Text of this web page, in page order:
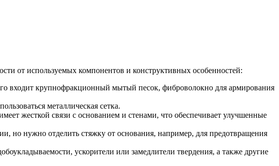
от используемых компонентов и конструктивных особенностей:
входит крупнофракционный мытый песок, фиброволокно для армирования
металлическая сетка.
жесткой связи с основанием и стенами, что обеспечивает улучшенные
но нужно отделить стяжку от основания, например, для предотвращения
ускорители или замедлители твердения, а также другие